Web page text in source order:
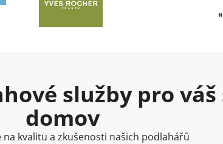
služby pro
domov
na kvalitu a zkušenosti našich podlahářů